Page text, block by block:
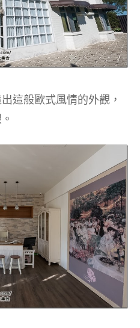
這般歐式風情的外觀，